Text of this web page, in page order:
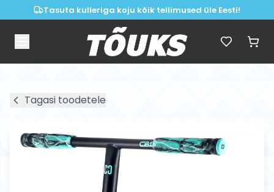
Tasuta kulleriga koju kõik tellimused üle Eesti!
Tagasi toodetele